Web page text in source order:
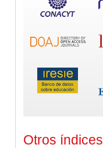
Otros índices